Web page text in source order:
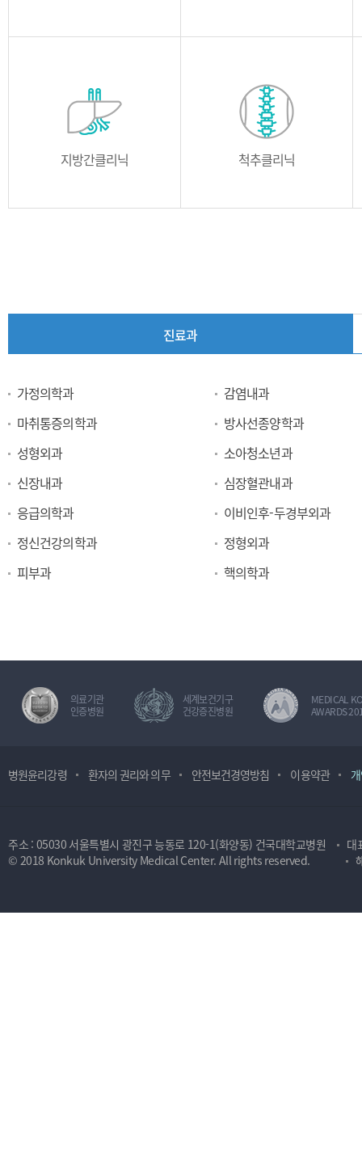
지방간클리닉
의료진
위치
척추클리닉
의료진
진료과
진
과
가정의학과
감염내과
마취통증의학과
방사선종양학과
성형외과
소아청소년과
신장내과
심장혈관내과
응급의학과
이비인후-두경부외과
정신건강의학과
정형외과
피부과
핵의학과
의료기관
인증병원
세계보건기구
건강증진병원
MEDICAL
AWARDS
병원윤리강령 환자의 권리와 의무 안전보건경영방침 이용약관
주소 : 05030 서울특별시 광진구 능동로 120-1(화양동) 건국대학교병원
대
© 2018 Konkuk University Medical Center. All rights reserved.